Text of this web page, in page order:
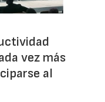
vez más
al